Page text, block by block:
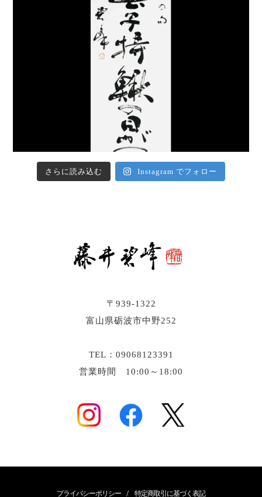
〒939-1322
富山県砺波市中野252
TEL：09068123391
営業時間 10:00～18:00
さらに読み込む Instagram でフォロー
プライバシーポリシー / 特定商取引に基づく表記